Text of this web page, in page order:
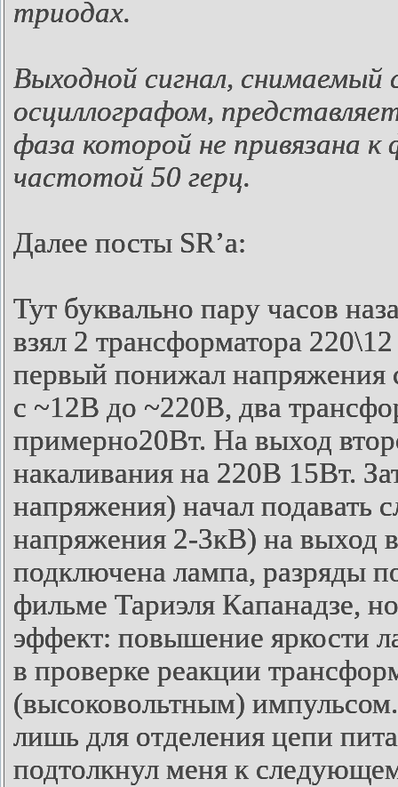
триодах.
Выходной сигнал,
осциллографом,
фаза которой не привязана
частотой 50 герц.
Далее посты SR’а:
Тут буквально пару часов
взял 2 трансформатора
первый понижал
с ~12В до ~220В, два
примерно20Вт. На выход
накаливания на 220В 15Вт.
напряжения) начал подавать
напряжения 2-3кВ) на выход
подключена лампа, разряды
фильме Тариэля Капанадзе,
эффект: повышение яркости
в проверке реакции
(высоковольтным)
лишь для отделения цепи
подтолкнул меня к